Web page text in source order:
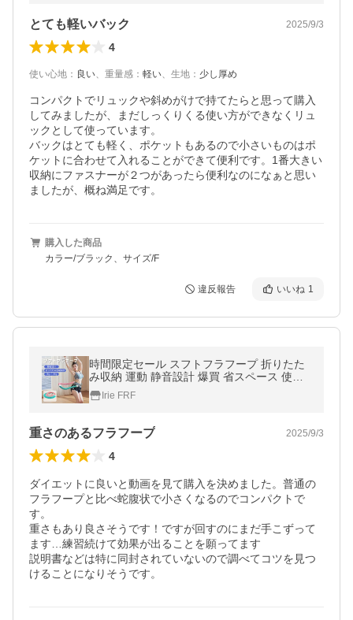
とても軽いバック 2025/9/3
4
使い心地 ： 良い、 重量感 ： 軽い、 生地 ： 少し厚め
コンパクトでリュックや斜めがけで持てたらと思って購入
してみましたが、まだしっくりくる使い方ができなくリュ
ックとして使っています。
バックはとても軽く、ポケットもあるので小さいものはポ
ケットに合わせて入れることができて便利です。1番大きい
収納にファスナーが２つがあったら便利なのになぁと思い
ましたが、概ね満足です。
購入した商品
カラー/ブラック、サイズ/F
違反報告 いいね 1
時間限定セール スフトフラフープ 折りたた
み収納 運動 静音設計 爆買 省スペース 使い
やすい 多機能 ウエスト背中 持ち運び レディ
ース 人気 送料無料 大好評
Irie FRF
重さのあるフラフープ 2025/9/3
4
ダイエットに良いと動画を見て購入を決めました。普通の
フラフープと比べ蛇腹状で小さくなるのでコンパクトで
す。
重さもあり良さそうです！ですが回すのにまだ手こずって
ます…練習続けて効果が出ることを願ってます
説明書などは特に同封されていないので調べてコツを見つ
けることになりそうです。